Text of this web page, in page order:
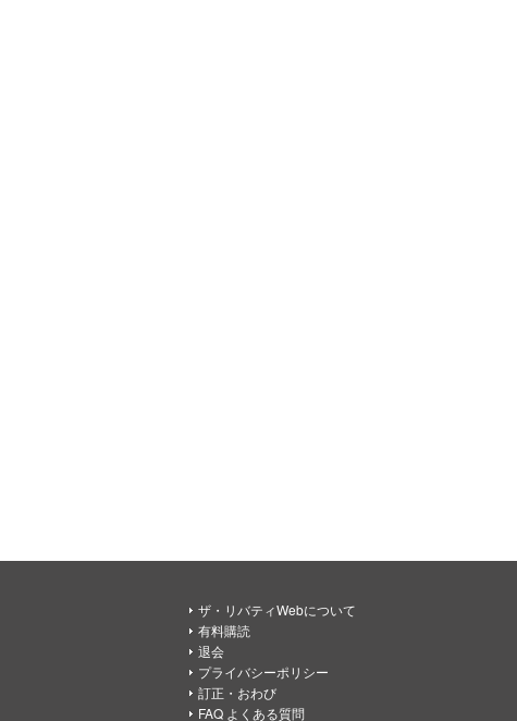
ザ・リバティWebについて
有料購読
退会
プライバシーポリシー
訂正・おわび
FAQ よくある質問